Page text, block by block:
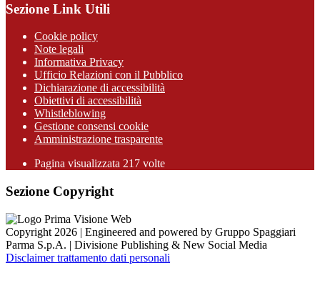
Sezione Link Utili
Cookie policy
Note legali
Informativa Privacy
Ufficio Relazioni con il Pubblico
Dichiarazione di accessibilità
Obiettivi di accessibilità
Whistleblowing
Gestione consensi cookie
Amministrazione trasparente
Pagina visualizzata 217 volte
Sezione Copyright
Copyright 2026 | Engineered and powered by Gruppo Spaggiari
Parma S.p.A. | Divisione Publishing & New Social Media
Disclaimer trattamento dati personali